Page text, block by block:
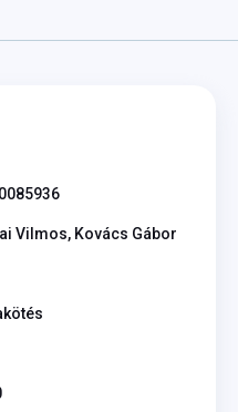
Vilmos, Kovács Gábor